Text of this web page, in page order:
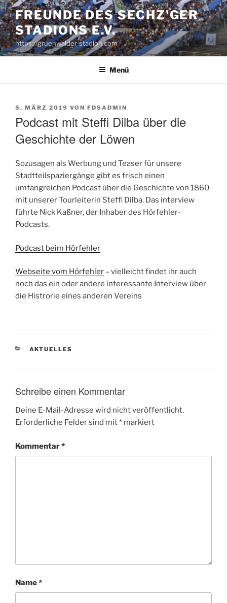
Zum
Inhalt
springen
FREUNDE DES SECHZ'GER
STADIONS E.V.
https://gruenwalder-stadion.com
Menü
VERÖFFENTLICHT
5. MÄRZ 2019 VON FDSADMIN
Podcast mit Steffi Dilba über die
Geschichte der Löwen
Sozusagen als Werbung und Teaser für unsere
Stadtteilspaziergänge gibt es frisch einen
umfangreichen Podcast über die Geschichte von 1860
mit unserer Tourleiterin Steffi Dilba. Das interview
führte Nick Kaßner, der Inhaber des Hörfehler-
Podcasts.
Podcast beim Hörfehler
Webseite vom Hörfehler – vielleicht findet ihr auch
noch das ein oder andere interessante Interview über
die Histrorie eines anderen Vereins
KATEGORIEN
AKTUELLES
Schreibe einen Kommentar
Deine E-Mail-Adresse wird nicht veröffentlicht.
Erforderliche Felder sind mit* markiert
Kommentar*
Name*